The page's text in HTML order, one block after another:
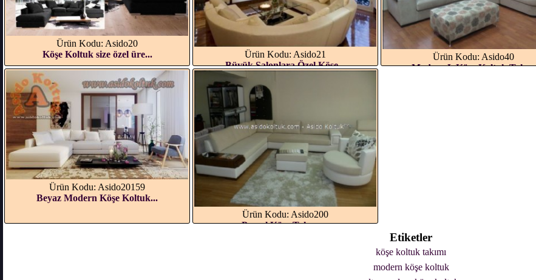
Ürün Kodu: Asido20
Köşe Koltuk size özel üre...
Ürün Kodu: Asido21
Büyük Salonlara Özel Köşe...
Ürün Kodu: Asido40
Modern L Köşe Koltuk Takı...
Ürün Kodu: Asido20159
Beyaz Modern Köşe Koltuk...
Ürün Kodu: Asido200
Pascal Köşe Takımı...
Etiketler
köşe koltuk takımı
modern köşe koltuk